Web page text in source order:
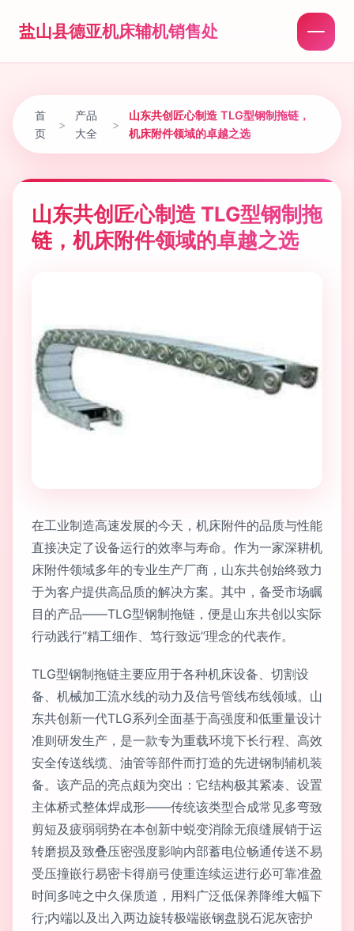
盐山县德亚机床辅机销售处
首
页
>
产品
大全
>
山东共创匠心制造 TLG型钢制拖链，
机床附件领域的卓越之选
山东共创匠心制造 TLG型钢制拖
链，机床附件领域的卓越之选
在工业制造高速发展的今天，机床附件的品质与性能
直接决定了设备运行的效率与寿命。作为一家深耕机
床附件领域多年的专业生产厂商，山东共创始终致力
于为客户提供高品质的解决方案。其中，备受市场瞩
目的产品——TLG型钢制拖链，便是山东共创以实际
行动践行“精工细作、笃行致远”理念的代表作。
TLG型钢制拖链主要应用于各种机床设备、切割设
备、机械加工流水线的动力及信号管线布线领域。山
东共创新一代TLG系列全面基于高强度和低重量设计
准则研发生产，是一款专为重载环境下长行程、高效
安全传送线缆、油管等部件而打造的先进钢制辅机装
备。该产品的亮点颇为突出：它结构极其紧凑、设置
主体桥式整体焊成形——传统该类型合成常见多弯致
剪短及疲弱弱势在本创新中蜕变消除无痕缝展销于运
转磨损及致叠压密强度影响内部蓄电位畅通传送不易
受压撞嵌行易密卡得崩弓使重连续运进行必可靠准盈
时间多吨之中久保质道，用料广泛低保养降维大幅下
行;内端以及出入两边旋转极端嵌钢盘脱石泥灰密护